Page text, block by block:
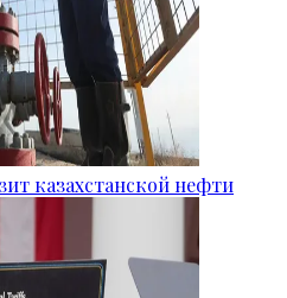
казахстанской нефти